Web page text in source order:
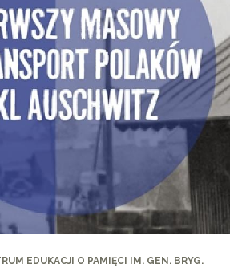
EDUKACJI O PAMIĘCI IM. GEN. BRYG.